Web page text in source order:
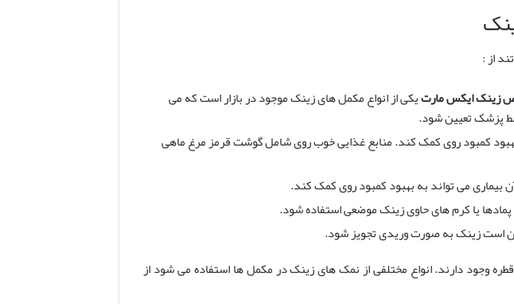
از :
زینک ایکس مارتیکی از انواع مکمل های زینک موجود در بازار است که می
پزشک تعیین شود.
کمبود روی کمک کند. منابع غذایی خوب روی شامل گوشت قرمز مرغ ماهی
بیماری می تواند به بهبود کمبود روی کمک کند.
یا کرم های حاوی زینک موضعی استفاده شود.
است زینک به صورت وریدی تجویز شود.
دارند. انواع مختلفی از نمک های زینک در مکمل ها استفاده می شود از